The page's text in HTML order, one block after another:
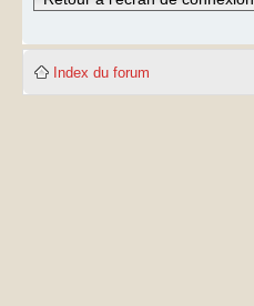
Index du forum